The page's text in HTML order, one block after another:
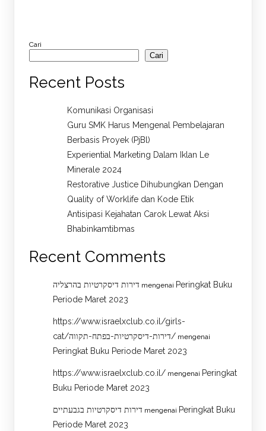
Cari
Cari
Recent Posts
Komunikasi Organisasi
Guru SMK Harus Mengenal Pembelajaran
Berbasis Proyek (PjBl)
Experiential Marketing Dalam Iklan Le
Minerale 2024
Restorative Justice Dihubungkan Dengan
Quality of Worklife dan Kode Etik
Antisipasi Kejahatan Carok Lewat Aksi
Bhabinkamtibmas
Recent Comments
דירות דיסקרטיות בהרצליה mengenai Peringkat Buku
Periode Maret 2023
https://www.israelxclub.co.il/girls-
cat/דירות-דיסקרטיות-בפתח-תקווה/ mengenai
Peringkat Buku Periode Maret 2023
https://www.israelxclub.co.il/ mengenai Peringkat
Buku Periode Maret 2023
דירות דיסקרטיות בגבעתיים mengenai Peringkat Buku
Periode Maret 2023